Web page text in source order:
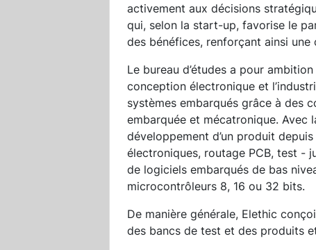
activement aux décisions
qui, selon la start-up, favorise le
des bénéfices, renforçant ainsi une
Le bureau d’études a pour
conception électronique et
systèmes embarqués grâce à des
embarquée et mécatronique.
développement d’un produit
électroniques, routage PCB, test -
de logiciels embarqués de bas
microcontrôleurs 8, 16 ou 32 bits.
De manière générale, Elethic
des bancs de test et des produits